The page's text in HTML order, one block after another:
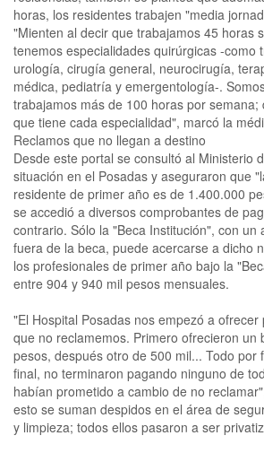
horas, los residentes trabajen "media
"Mienten al decir que trabajamos 45 horas
tenemos especialidades quirúrgicas -como
urología, cirugía general, neurocirugía,
médica, pediatría y emergentología-.
trabajamos más de 100 horas por semana;
que tiene cada especialidad", marcó la
Reclamos que no llegan a destino
Desde este portal se consultó al Ministerio
situación en el Posadas y aseguraron que
residente de primer año es de 1.400.000
se accedió a diversos comprobantes de
contrario. Sólo la "Beca Institución", con un
fuera de la beca, puede acercarse a dicho
los profesionales de primer año bajo la
entre 904 y 940 mil pesos mensuales.
"El Hospital Posadas nos empezó a ofrecer
que no reclamemos. Primero ofrecieron un
pesos, después otro de 500 mil... Todo por
final, no terminaron pagando ninguno de
habían prometido a cambio de no
esto se suman despidos en el área de
y limpieza; todos ellos pasaron a ser